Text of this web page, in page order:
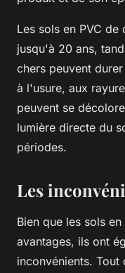
Les sols en PVC
jusqu'à 20 ans,
chers peuvent
à l'usure, aux
peuvent se
lumière directe du
périodes.
Les
Bien que les sols
avantages, ils ont
inconvénients.